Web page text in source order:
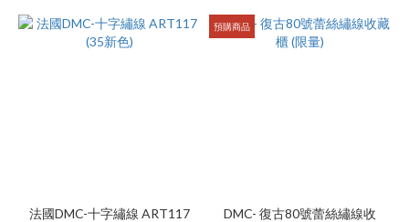
法國DMC-十字繡線 ART117
預購商品
DMC- 復古80號蕾絲繡線收